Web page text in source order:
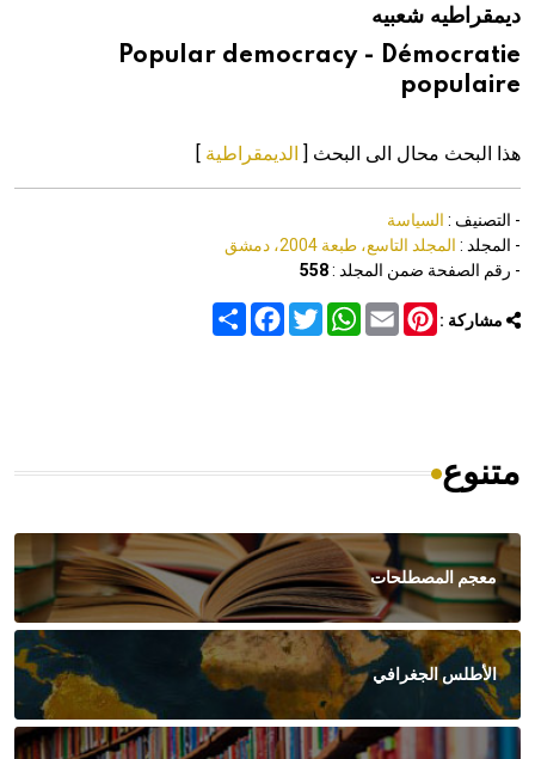
هيئة الموسوعة العربية تطلق موسوعات جديدة في عام 2026ديمقراطيه شعبيه
Popular democracy - Démocratie
populaire
هذا البحث محال الى البحث [ الديمقراطية
- التصنيف : السياسة
- المجلد : المجلد التاسع، طبعة 2004، دمشق
- رقم الصفحة ضمن المجلد :558
مشاركة : Share
FacebookTwitter
WhatsAppEmail
Pinterest
متنوع
معجم المصطلحات
الأطلس الجغرافي